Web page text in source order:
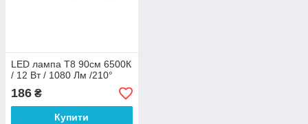
LED лампа T8 90см 6500К
/ 12 Вт / 1080 Лм /210°
186 ₴
Купити